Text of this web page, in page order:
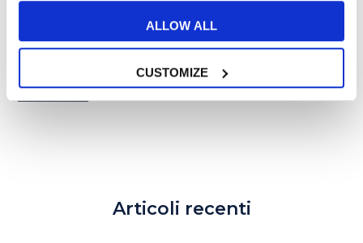
ALLOW ALL
CUSTOMIZE
Dove trovare corsi d’inglese con
madrelingua a Bologna?
READ MORE
Articoli recenti